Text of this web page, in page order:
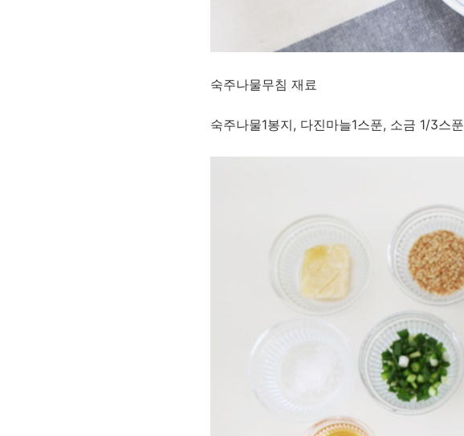
​​숙주나물무침 재료
숙주나물1봉지, 다진마늘1스푼, 소금 1/3스